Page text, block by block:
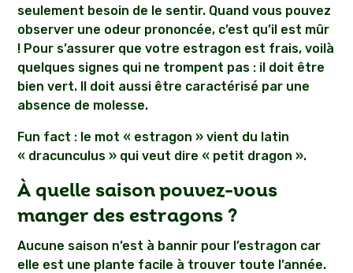
seulement besoin de le sentir. Quand vous pouvez
observer une odeur prononcée, c’est qu’il est mûr
! Pour s’assurer que votre estragon est frais, voilà
quelques signes qui ne trompent pas : il doit être
bien vert. Il doit aussi être caractérisé par une
absence de molesse.
Fun fact : le mot « estragon » vient du latin
« dracunculus » qui veut dire « petit dragon ».
À quelle saison pouvez-vous
manger des estragons ?
Aucune saison n’est à bannir pour l’estragon car
elle est une plante facile à trouver toute l’année.